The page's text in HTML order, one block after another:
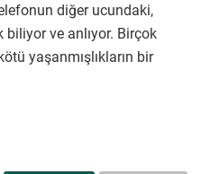
diğer ucundaki,
biliyor ve anlıyor. Birçok
yaşanmışlıkların bir